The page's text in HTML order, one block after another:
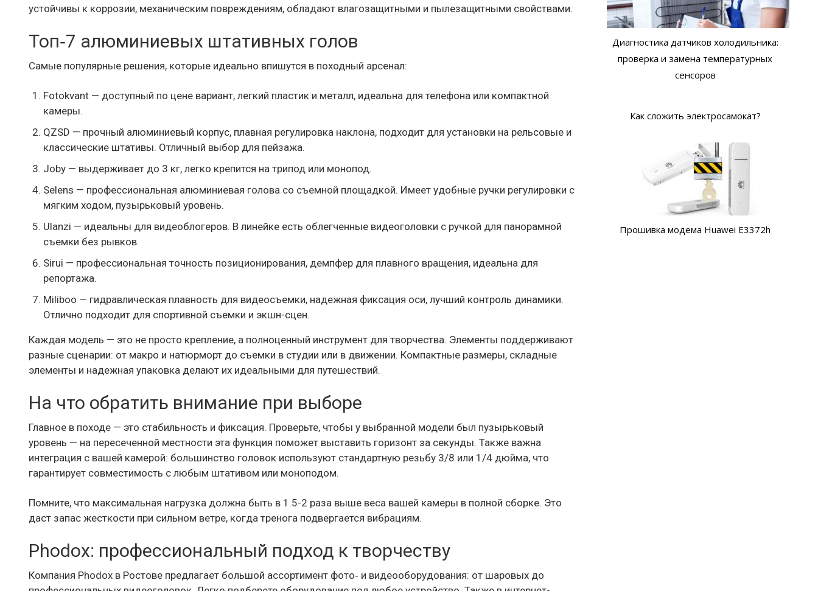
устойчивы к коррозии, механическим повреждениям, обладают влагозащитными и пылезащитными свойствами.
Топ‑7 алюминиевых штативных голов
Самые популярные решения, которые идеально впишутся в походный арсенал:
Fotokvant — доступный по цене вариант, легкий пластик и металл, идеальна для телефона или компактной
камеры.
QZSD — прочный алюминиевый корпус, плавная регулировка наклона, подходит для установки на рельсовые и
классические штативы. Отличный выбор для пейзажа.
Joby — выдерживает до 3 кг, легко крепится на трипод или монопод.
Selens — профессиональная алюминиевая голова со съемной площадкой. Имеет удобные ручки регулировки с
мягким ходом, пузырьковый уровень.
Ulanzi — идеальны для видеоблогеров. В линейке есть облегченные видеоголовки с ручкой для панорамной
съемки без рывков.
Sirui — профессиональная точность позиционирования, демпфер для плавного вращения, идеальна для
репортажа.
Miliboo — гидравлическая плавность для видеосъемки, надежная фиксация оси, лучший контроль динамики.
Отлично подходит для спортивной съемки и экшн-сцен.
Каждая модель — это не просто крепление, а полноценный инструмент для творчества. Элементы поддерживают
разные сценарии: от макро и натюрморт до съемки в студии или в движении. Компактные размеры, складные
элементы и надежная упаковка делают их идеальными для путешествий.
На что обратить внимание при выборе
Главное в походе — это стабильность и фиксация. Проверьте, чтобы у выбранной модели был пузырьковый
уровень — на пересеченной местности эта функция поможет выставить горизонт за секунды. Также важна
интеграция с вашей камерой: большинство головок используют стандартную резьбу 3/8 или 1/4 дюйма, что
гарантирует совместимость с любым штативом или моноподом.
Помните, что максимальная нагрузка должна быть в 1.5-2 раза выше веса вашей камеры в полной сборке. Это
даст запас жесткости при сильном ветре, когда тренога подвергается вибрациям.
Phodox: профессиональный подход к творчеству
Компания Phodox в Ростове предлагает большой ассортимент фото‑ и видеооборудования: от шаровых до
Диагностика датчиков холодильника:
проверка и замена температурных
сенсоров
Как сложить электросамокат?
Прошивка модема Huawei E3372h